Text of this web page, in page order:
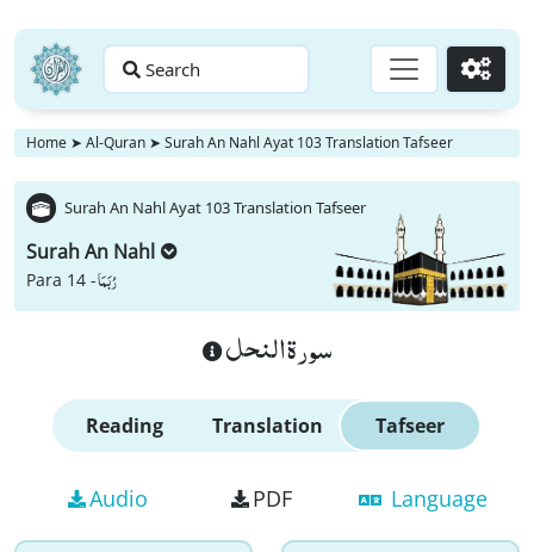
Search Go
Home ➤ Al-Quran ➤ Surah An Nahl Ayat 103 Translation Tafseer
Surah An Nahl Ayat 103 Translation Tafseer
Surah An Nahl
Para 14 -رُبَمَا
سورة النحل
Reading Translation Tafseer
Audio PDF Language